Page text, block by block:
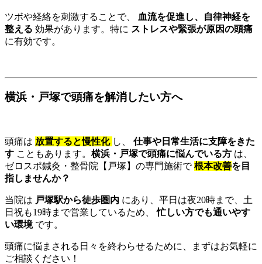
ツボや経絡を刺激することで、
血流を促進し、自律神経を
整える 効果があります。特に ストレスや緊張が原因の頭痛
に有効です。
横浜・戸塚で頭痛を解消したい方へ
頭痛は 放置すると慢性化 し、 仕事や日常生活に支障をきた
す こともあります。 横浜・戸塚で頭痛に悩んでいる方 は、
ゼロスポ鍼灸・整骨院【戸塚】の専門施術で根本改善を目
指しませんか？
当院は 戸塚駅から徒歩圏内 にあり、平日は夜20時まで、土
日祝も19時まで営業しているため、忙しい方でも通いやす
い環境です。
頭痛に悩まされる日々を終わらせるために、まずはお気軽に
ご相談ください！